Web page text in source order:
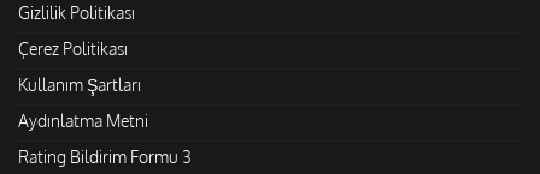
Gizlilik Politikası
Çerez Politikası
Kullanım Şartları
Aydınlatma Metni
Rating Bildirim Formu 3